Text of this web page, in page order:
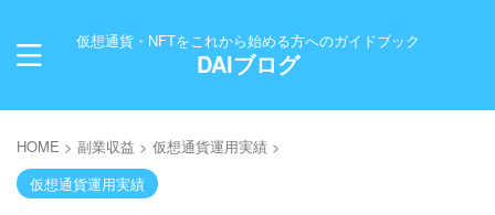
仮想通貨・NFTをこれから始める方へのガイドブック
DAIブログ
HOME > 副業収益 > 仮想通貨運用実績 >
仮想通貨運用実績